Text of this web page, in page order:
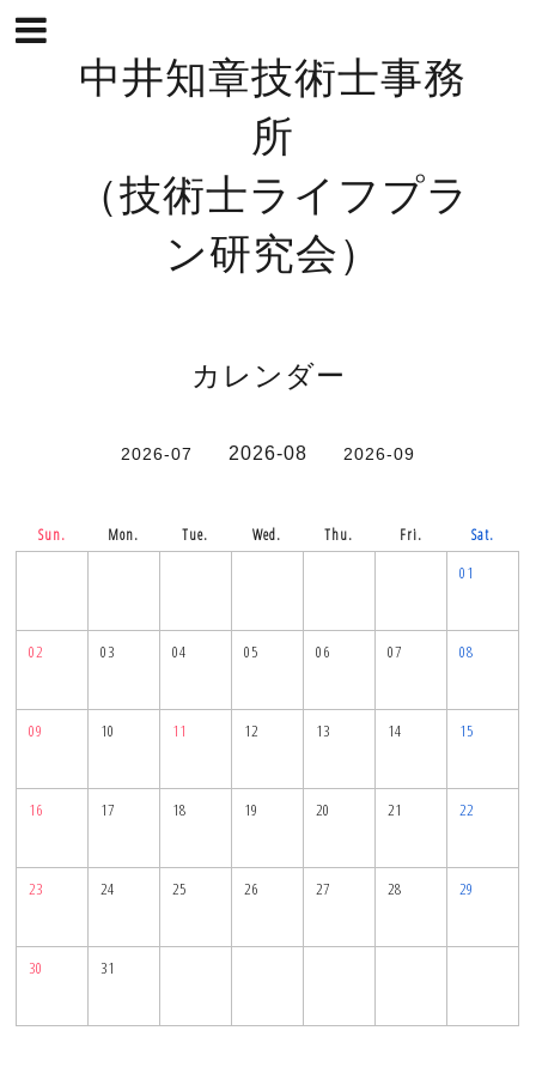
中井知章技術士事務
所
（技術士ライフプラ
ン研究会）
カレンダー
2026-07 2026-08 2026-09
Sun. Mon. Tue. Wed. Thu. Fri. Sat.
01
02 03 04 05 06 07 08
09 10 11 12 13 14 15
16 17 18 19 20 21 22
23 24 25 26 27 28 29
30 31